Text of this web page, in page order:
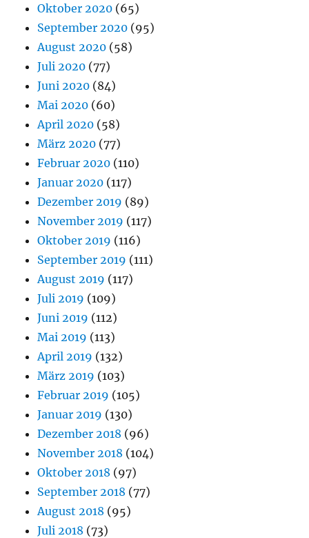
Oktober 2020 (65)
September 2020 (95)
August 2020 (58)
Juli 2020 (77)
Juni 2020 (84)
Mai 2020 (60)
April 2020 (58)
März 2020 (77)
Februar 2020 (110)
Januar 2020 (117)
Dezember 2019 (89)
November 2019 (117)
Oktober 2019 (116)
September 2019 (111)
August 2019 (117)
Juli 2019 (109)
Juni 2019 (112)
Mai 2019 (113)
April 2019 (132)
März 2019 (103)
Februar 2019 (105)
Januar 2019 (130)
Dezember 2018 (96)
November 2018 (104)
Oktober 2018 (97)
September 2018 (77)
August 2018 (95)
Juli 2018 (73)